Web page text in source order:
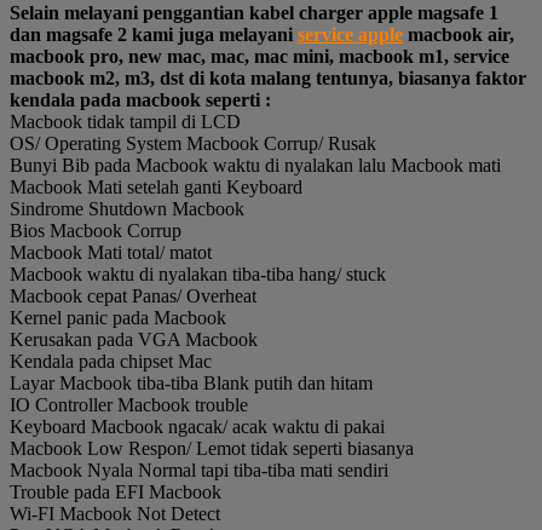
Selain melayani penggantian kabel charger apple magsafe 1
dan magsafe 2 kami juga melayani service apple macbook air,
macbook pro, new mac, mac, mac mini, macbook m1, service
macbook m2, m3, dst di kota malang tentunya, biasanya faktor
kendala pada macbook seperti :
Macbook tidak tampil di LCD
OS/ Operating System Macbook Corrup/ Rusak
Bunyi Bib pada Macbook waktu di nyalakan lalu Macbook mati
Macbook Mati setelah ganti Keyboard
Sindrome Shutdown Macbook
Bios Macbook Corrup
Macbook Mati total/ matot
Macbook waktu di nyalakan tiba-tiba hang/ stuck
Macbook cepat Panas/ Overheat
Kernel panic pada Macbook
Kerusakan pada VGA Macbook
Kendala pada chipset Mac
Layar Macbook tiba-tiba Blank putih dan hitam
IO Controller Macbook trouble
Keyboard Macbook ngacak/ acak waktu di pakai
Macbook Low Respon/ Lemot tidak seperti biasanya
Macbook Nyala Normal tapi tiba-tiba mati sendiri
Trouble pada EFI Macbook
Wi-FI Macbook Not Detect